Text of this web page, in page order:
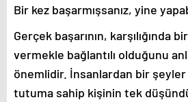
Bir kez başarmışsanız, yine
Gerçek başarının, karşılığında
vermekle bağlantılı olduğunu
önemlidir. İnsanlardan bir
tutuma sahip kişinin tek